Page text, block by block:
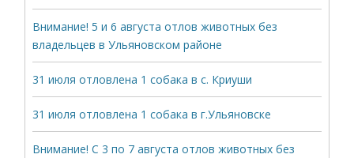
Внимание! 5 и 6 августа отлов животных без
владельцев в Ульяновском районе
31 июля отловлена 1 собака в с. Криуши
31 июля отловлена 1 собака в г.Ульяновске
Внимание! С 3 по 7 августа отлов животных без